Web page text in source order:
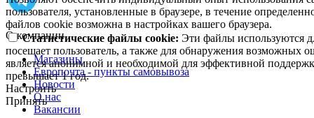
пользователя, установленные в браузере, в течение
файлов cookie возможна в настройках вашего браузера.
Статистические файлы cookie: Эти файлы используются
посещает пользователь, а также для обнаружения возможных
является анонимной и необходимой для эффективной
превышает 1 год.
Настроить
Принять
О компании
Магазины
Европочта - пункты самовывоза
Новости
О нас
Вакансии